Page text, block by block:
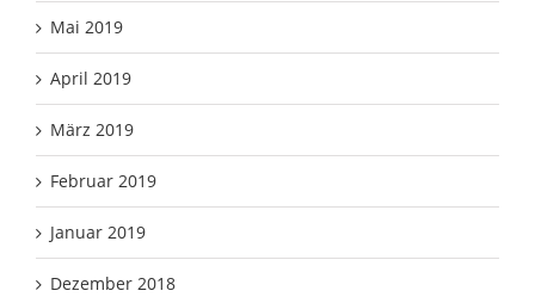
Mai 2019
April 2019
März 2019
Februar 2019
Januar 2019
Dezember 2018